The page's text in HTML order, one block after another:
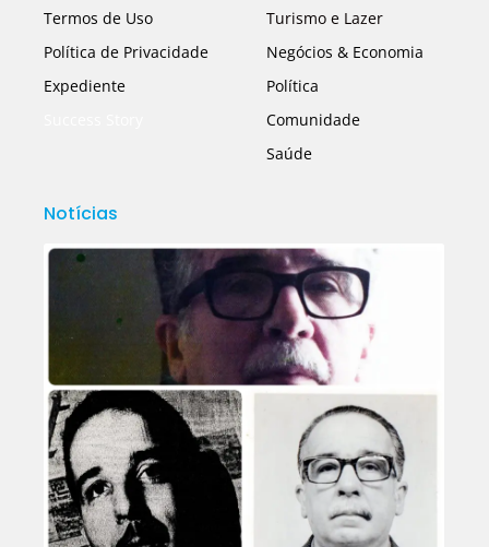
Termos de Uso
Política de Privacidade
Expediente
Turismo e Lazer
Negócios & Economia
Política
Comunidade
Saúde
Notícias